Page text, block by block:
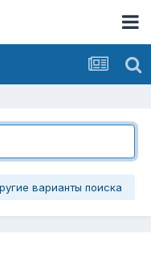
варианты поиска